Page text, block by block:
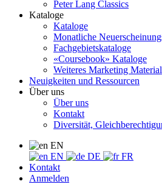
Peter Lang Classics
Kataloge
Kataloge
Monatliche
Fachgebietskataloge
«Coursebook» Kataloge
Weiteres Marketing Material
Neuigkeiten und Ressourcen
Über uns
Über uns
Kontakt
Diversität,
EN
EN
DE
FR
Kontakt
Anmelden